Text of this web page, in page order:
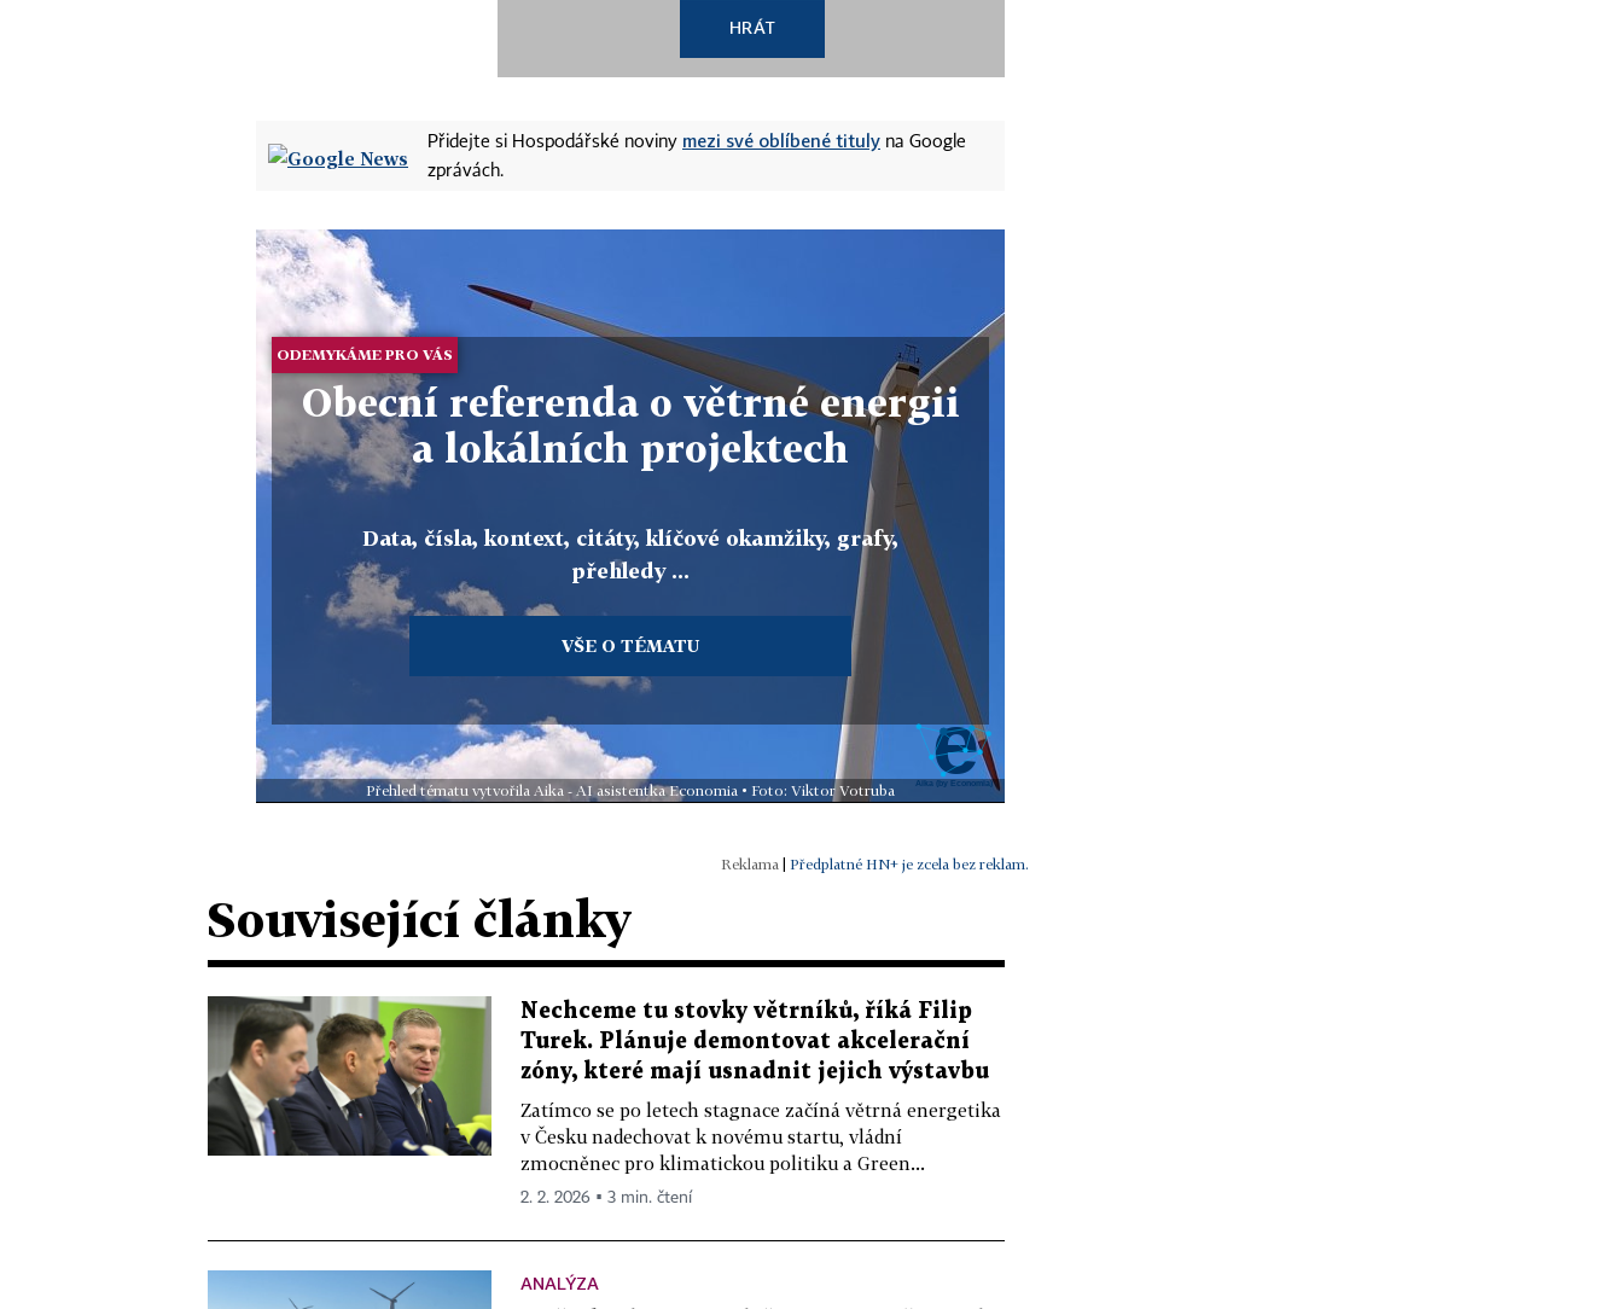
HRÁT
Přidejte si Hospodářské noviny mezi své oblíbené tituly na Google
zprávách.
ODEMYKÁME PRO VÁS
Obecní referenda o větrné energii
a lokálních projektech
Data, čísla, kontext, citáty, klíčové okamžiky, grafy,
přehledy ...
VŠE O TÉMATU
Přehled tématu vytvořila Aika - AI asistentka Economia • Foto: Viktor Votruba
Předplatné HN+ je zcela bez reklam.
Související články
Nechceme tu stovky větrníků, říká Filip
Turek. Plánuje demontovat akcelerační
zóny, které mají usnadnit jejich výstavbu
Zatímco se po letech stagnace začíná větrná energetika
v Česku nadechovat k novému startu, vládní
zmocněnec pro klimatickou politiku a Green...
2. 2. 2026 ▪ 3 min. čtení
ANALÝZA